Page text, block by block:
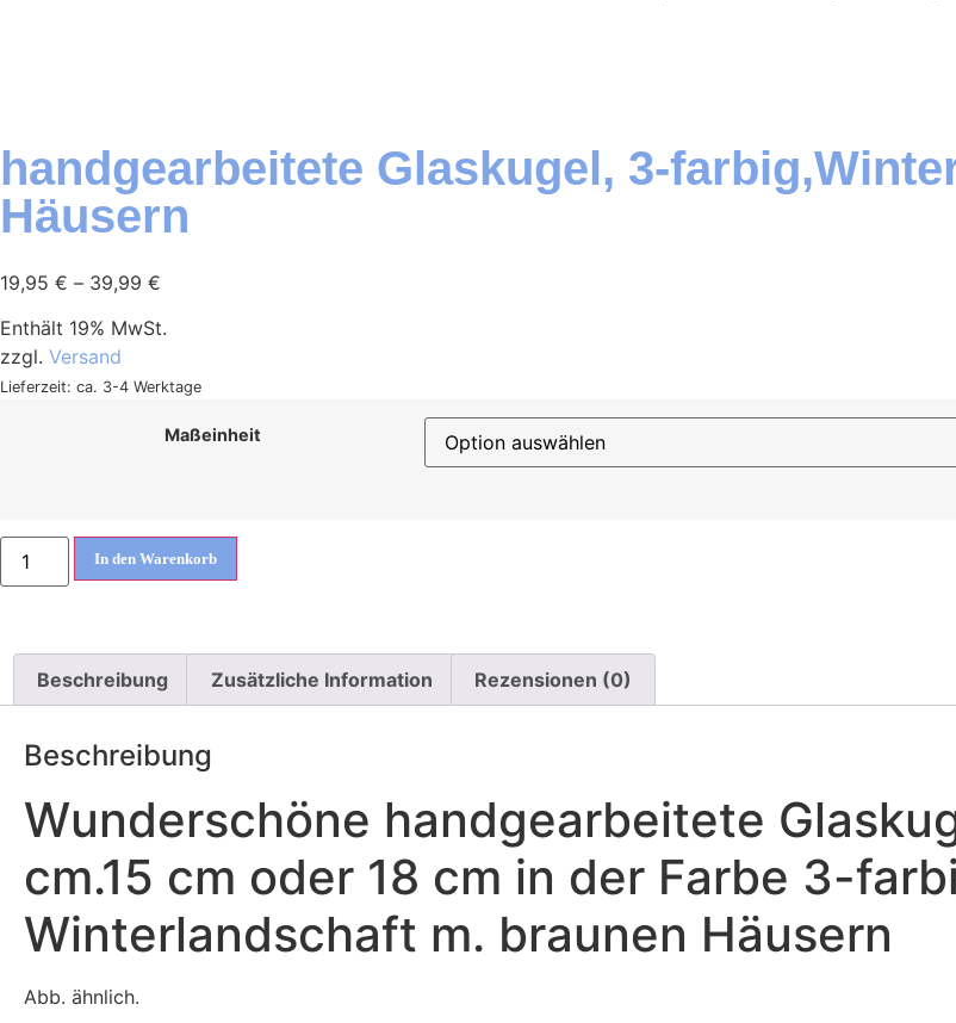
handgearbeitete Glaskugel, 3-
Häusern
19,95 € – 39,99 €
Enthält 19% MwSt.
zzgl. Versand
Lieferzeit: ca. 3-4 Werktage
Maßeinheit
In den Warenkorb
Beschreibung Zusätzliche Information Rezensionen (0)
Beschreibung
Wunderschöne handgearbeitete
cm.15 cm oder 18 cm in der Farbe 3-
Winterlandschaft m. braunen Häusern
Abb. ähnlich.